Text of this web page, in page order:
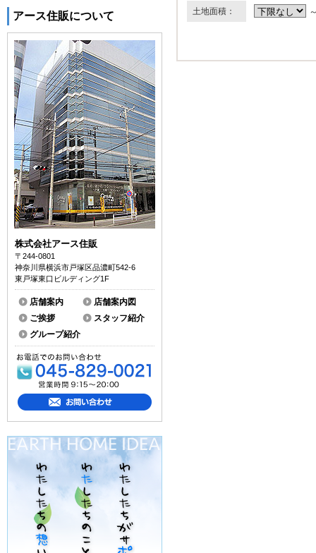
土地面積：
アース住販について
株式会社アース住販
〒244-0801
神奈川県横浜市戸塚区品濃町542-6
東戸塚東口ビルディング1F
店舗案内
店舗案内図
ご挨拶
スタッフ紹介
グループ紹介